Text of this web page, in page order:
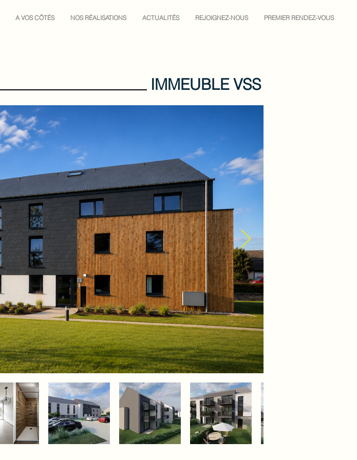
A VOS CÔTÉS NOS RÉALISATIONS ACTUALITÉS REJOIGNEZ-NOUS PREMIER RENDEZ-VOUS
IMMEUBLE VSS